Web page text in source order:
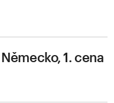
1. cena